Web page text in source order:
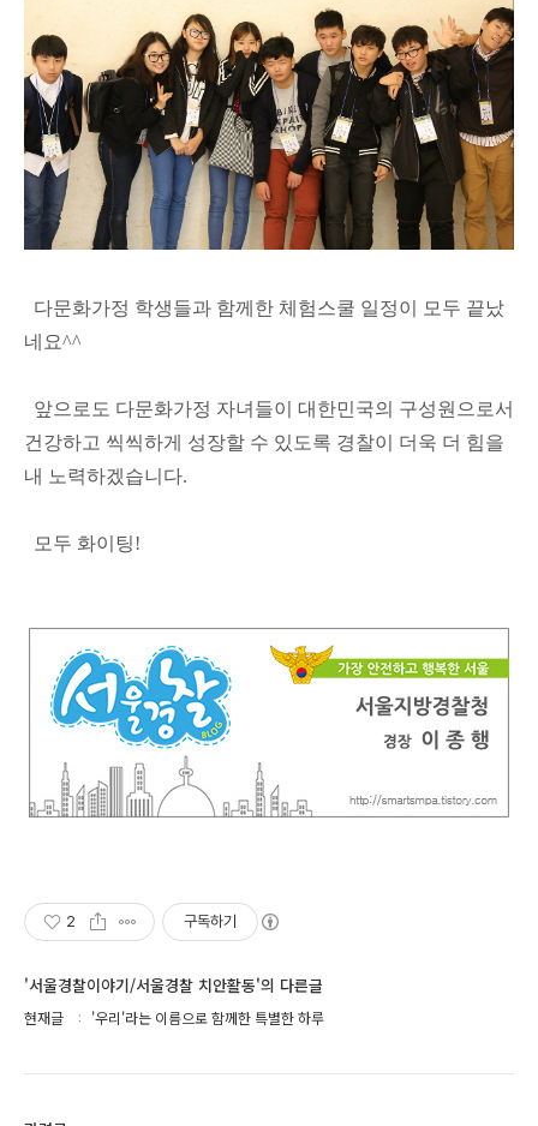
다문화가정 학생들과 함께한 체험스쿨 일정이 모두 끝났
네요^^
앞으로도 다문화가정 자녀들이 대한민국의 구성원으로서
건강하고 씩씩하게 성장할 수 있도록 경찰이 더욱 더 힘을
내 노력하겠습니다.
모두 화이팅!
2 구독하기
'서울경찰이야기/서울경찰 치안활동'의 다른글
현재글 '우리'라는 이름으로 함께한 특별한 하루